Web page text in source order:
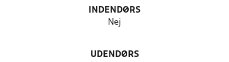
INDENDØRS
Nej
UDENDØRS